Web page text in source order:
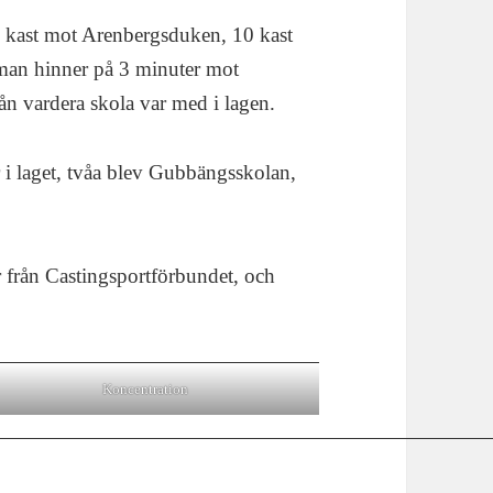
mot Arenbergsduken, 10 kast
hinner på 3 minuter mot
vardera skola var med i lagen.
laget, tvåa blev Gubbängsskolan,
Castingsportförbundet, och
Koncentration